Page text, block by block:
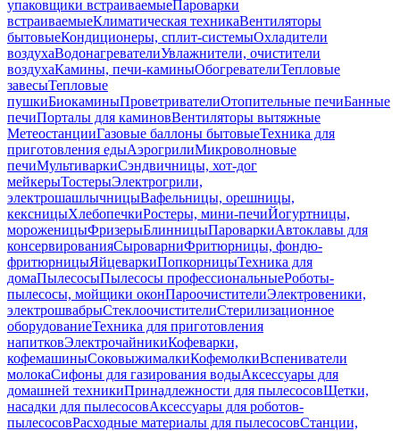
упаковщики встраиваемыеПароварки
встраиваемыеКлиматическая техникаВентиляторы
бытовыеКондиционеры, сплит-системыОхладители
воздухаВодонагревателиУвлажнители, очистители
воздухаКамины, печи-каминыОбогревателиТепловые
завесыТепловые
пушкиБиокаминыПроветривателиОтопительные печиБанные
печиПорталы для каминовВентиляторы вытяжные
МетеостанцииГазовые баллоны бытовыеТехника для
приготовления едыАэрогрилиМикроволновые
печиМультиваркиСэндвичницы, хот-дог
мейкерыТостерыЭлектрогрили,
электрошашлычницыВафельницы, орешницы,
кексницыХлебопечкиРостеры, мини-печиЙогуртницы,
мороженицыФризерыБлинницыПароваркиАвтоклавы для
консервированияСыроварниФритюрницы, фондю-
фритюрницыЯйцеваркиПопкорницыТехника для
домаПылесосыПылесосы профессиональныеРоботы-
пылесосы, мойщики оконПароочистителиЭлектровеники,
электрошвабрыСтеклоочистителиСтерилизационное
оборудованиеТехника для приготовления
напитковЭлектрочайникиКофеварки,
кофемашиныСоковыжималкиКофемолкиВспениватели
молокаСифоны для газирования водыАксессуары для
домашней техникиПринадлежности для пылесосовЩетки,
насадки для пылесосовАксессуары для роботов-
пылесосовРасходные материалы для пылесосовСтанции,